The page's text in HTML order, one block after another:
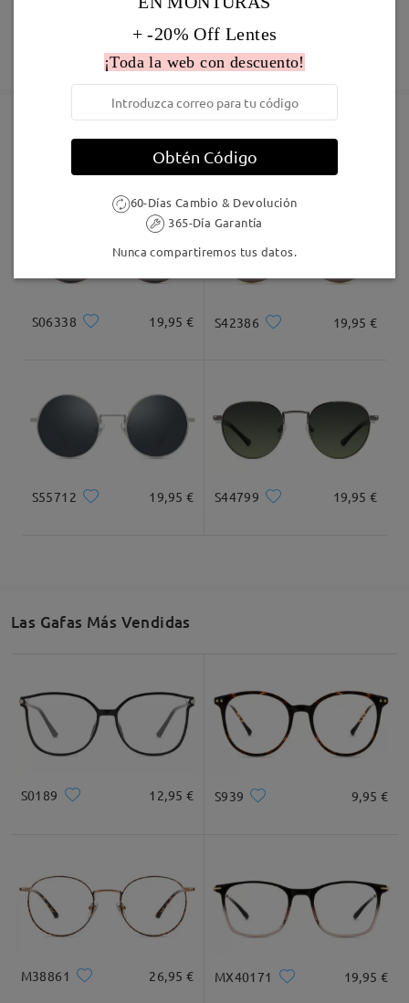
comentarios
Deje su comentario
5-7 días laborales detalles
Enviado
Envío
5-7 días laborales detalles
60 días de garantía de devolución y cambio
Garantía de 365 días
Descubrir Más
S06338 19,95 € S42386 19,95 €
S55712 19,95 € S44799 19,95 €
Las Gafas Más Vendidas
S0189 12,95 € S939 9,95 €
M38861 26,95 € MX40171 19,95 €
+ -20% Off Lentes
¡Toda la web con descuento!
Obtén Código
60-Días Cambio & Devolución
365-Día Garantía
Nunca compartiremos tus datos.